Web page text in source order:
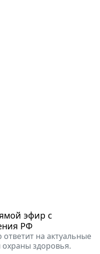
эфир с
РФ
на актуальные
здоровья.